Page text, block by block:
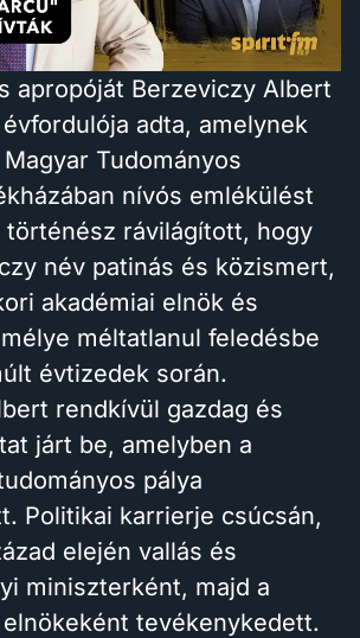
apropóját Berzeviczy Albert
adta, amelynek
Tudományos
nívós emlékülést
történész rávilágított, hogy
név patinás és közismert,
akadémiai elnök és
méltatlanul feledésbe
évtizedek során.
rendkívül gazdag és
járt be, amelyben a
pálya
Politikai karrierje csúcsán,
elején vallás és
miniszterként, majd a
tevékenykedett.